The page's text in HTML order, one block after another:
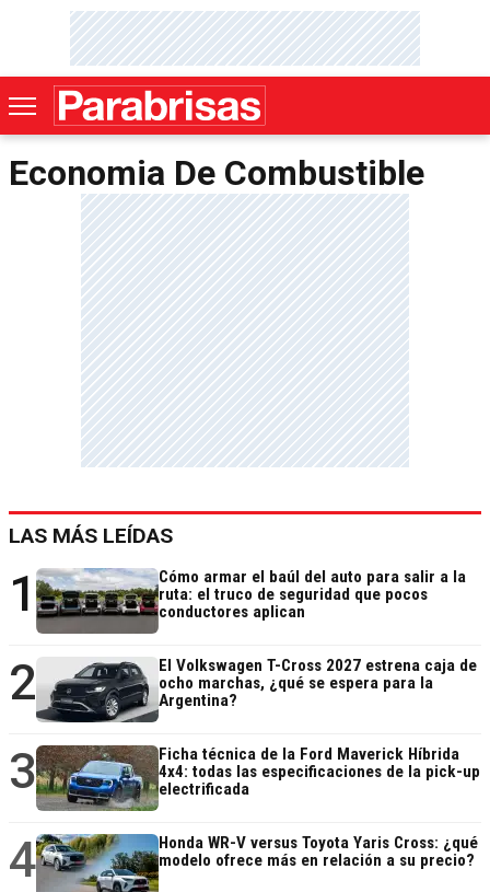
Economia De Combustible
LAS MÁS LEÍDAS
1
Cómo armar el baúl del auto para salir a la
ruta: el truco de seguridad que pocos
conductores aplican
2
El Volkswagen T-Cross 2027 estrena caja de
ocho marchas, ¿qué se espera para la
Argentina?
3
Ficha técnica de la Ford Maverick Híbrida
4x4: todas las especificaciones de la pick-up
electrificada
4
Honda WR-V versus Toyota Yaris Cross: ¿qué
modelo ofrece más en relación a su precio?